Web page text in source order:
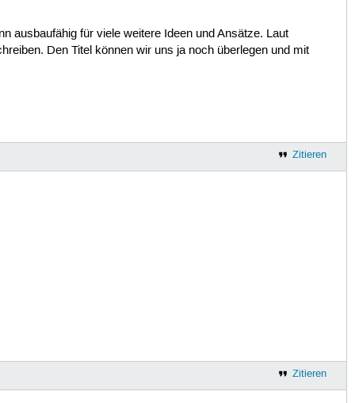
ausbaufähig für viele weitere Ideen und Ansätze. Laut
Den Titel können wir uns ja noch überlegen und mit
Zitieren
Zitieren